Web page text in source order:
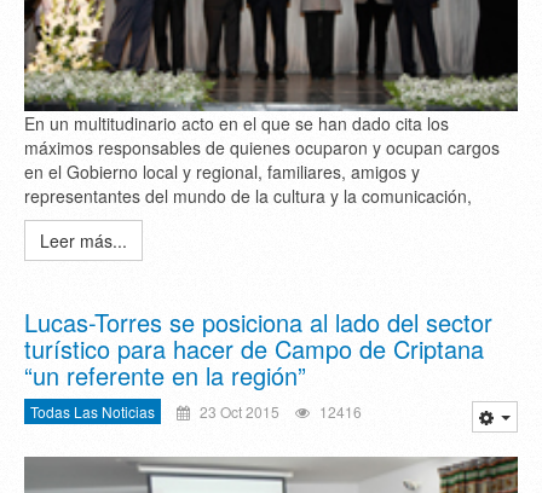
En un multitudinario acto en el que se han dado cita los
máximos responsables de quienes ocuparon y ocupan cargos
en el Gobierno local y regional, familiares, amigos y
representantes del mundo de la cultura y la comunicación,
Leer más...
Lucas-Torres se posiciona al lado del sector
turístico para hacer de Campo de Criptana
“un referente en la región”
Todas Las Noticias 23 Oct 2015 12416